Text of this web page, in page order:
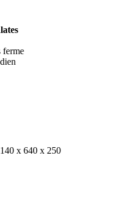
ferme
x 640 x 250